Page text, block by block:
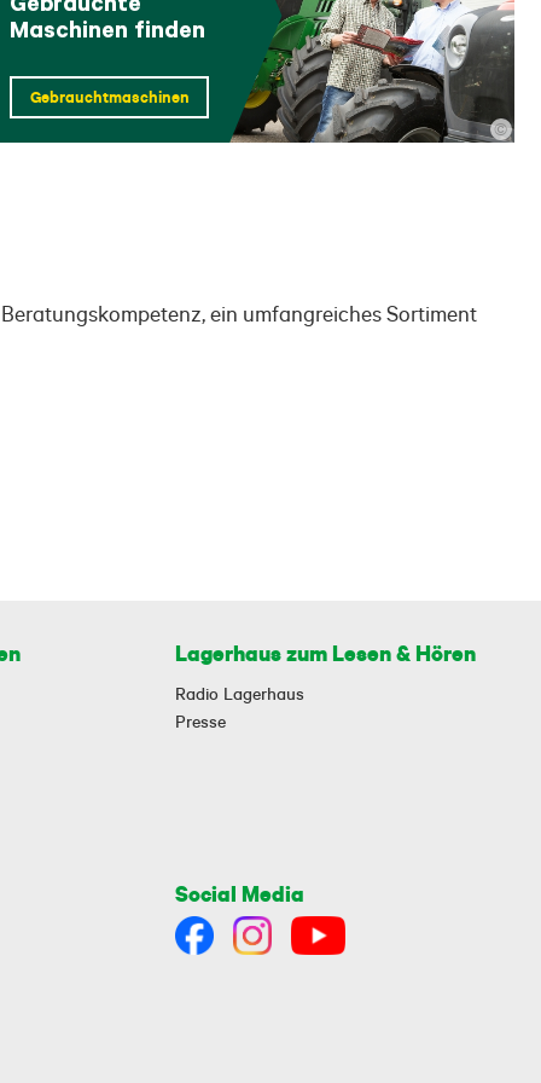
Maschinen finden
Gebrauchtmaschinenbörse
©
ein umfangreiches Sortiment
Lagerhaus zum Lesen & Hören
Radio Lagerhaus
Presse
Social Media